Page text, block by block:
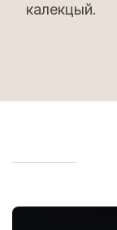
калекцый.